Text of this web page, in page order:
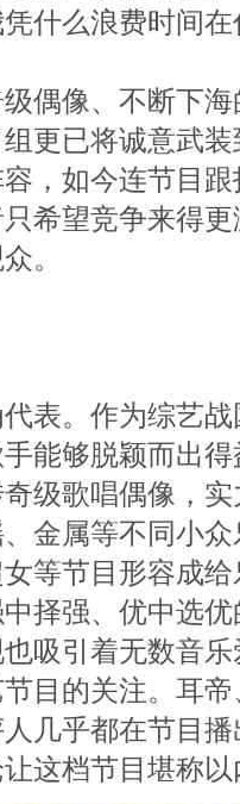
什么浪费时间
像、不断下海
更已将诚意武
，如今连节目
希望竞争来得
。
。作为综艺战
能够脱颖而出
级歌唱偶像，
金属等不同小
等节目形容成
择强、优中选
吸引着无数音
目的关注。耳
几乎都在节目
这档节目堪称